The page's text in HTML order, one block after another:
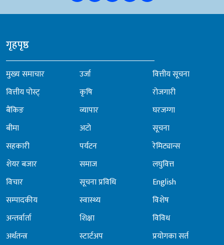
गृहपृष्ठ
मुख्य समाचार
वित्तीय पोस्ट्
बैंकिङ
बीमा
सहकारी
शेयर बजार
विचार
सम्पादकीय
अन्तर्वार्ता
अर्थतन्त्र
उर्जा
कृषि
व्यापार
अटो
पर्यटन
समाज
सूचना प्रविधि
स्वास्थ्य
शिक्षा
स्टार्टअप
वित्तीय सूचना
रोजगारी
घरजग्गा
सूचना
रेमिट्यान्स
लघुवित्त
English
विशेष
विविध
प्रयोगका सर्त